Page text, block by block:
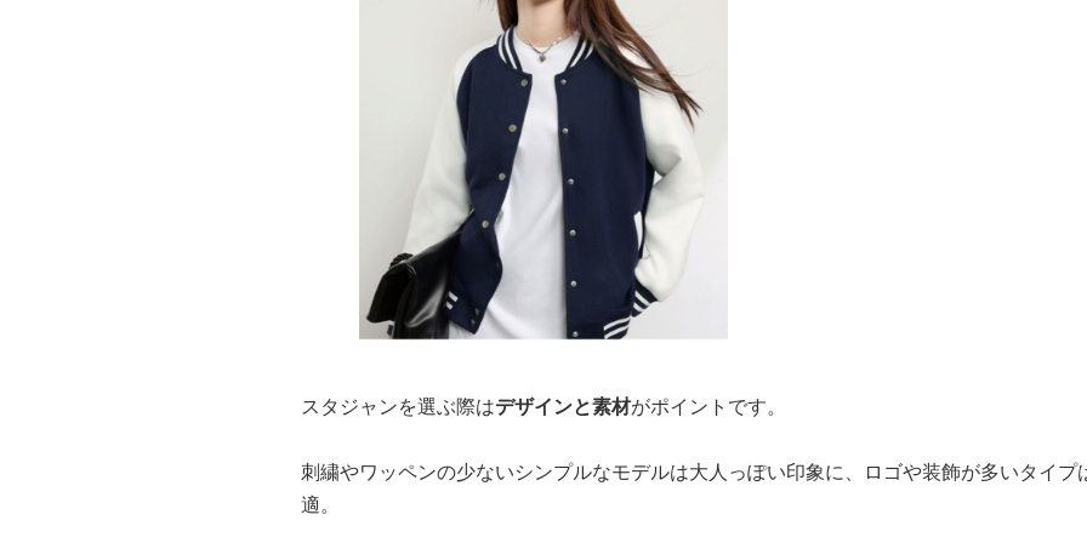
スタジャンを選ぶ際はデザインと素材がポイントです。
刺繍やワッペンの少ないシンプルなモデルは大人っぽい印象に、ロゴや装飾が多いタイプ
適。